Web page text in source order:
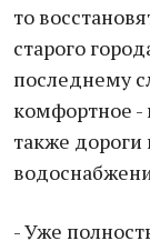
то
старого
последнему
комфортное
также
- Уже